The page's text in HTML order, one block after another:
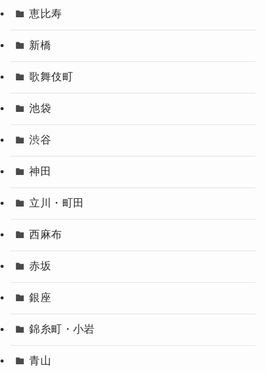
恵比寿
新橋
歌舞伎町
池袋
渋谷
神田
立川・町田
西麻布
赤坂
銀座
錦糸町・小岩
青山